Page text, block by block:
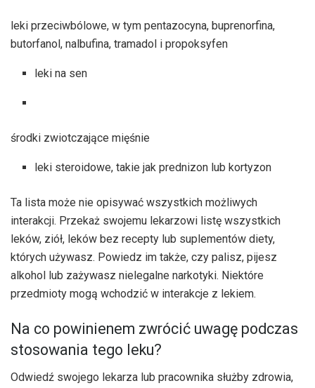
leki przeciwbólowe, w tym pentazocyna, buprenorfina,
butorfanol, nalbufina, tramadol i propoksyfen
leki na sen
środki zwiotczające mięśnie
leki steroidowe, takie jak prednizon lub kortyzon
Ta lista może nie opisywać wszystkich możliwych
interakcji. Przekaż swojemu lekarzowi listę wszystkich
leków, ziół, leków bez recepty lub suplementów diety,
których używasz. Powiedz im także, czy palisz, pijesz
alkohol lub zażywasz nielegalne narkotyki. Niektóre
przedmioty mogą wchodzić w interakcje z lekiem.
Na co powinienem zwrócić uwagę podczas
stosowania tego leku?
Odwiedź swojego lekarza lub pracownika służby zdrowia,